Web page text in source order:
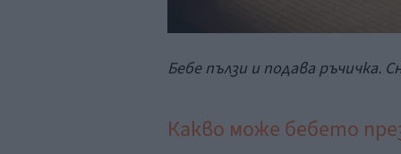
Бебе пълзи и подава ръчичка.
Какво може бебето